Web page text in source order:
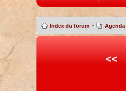
Index du forum • Agenda
<<